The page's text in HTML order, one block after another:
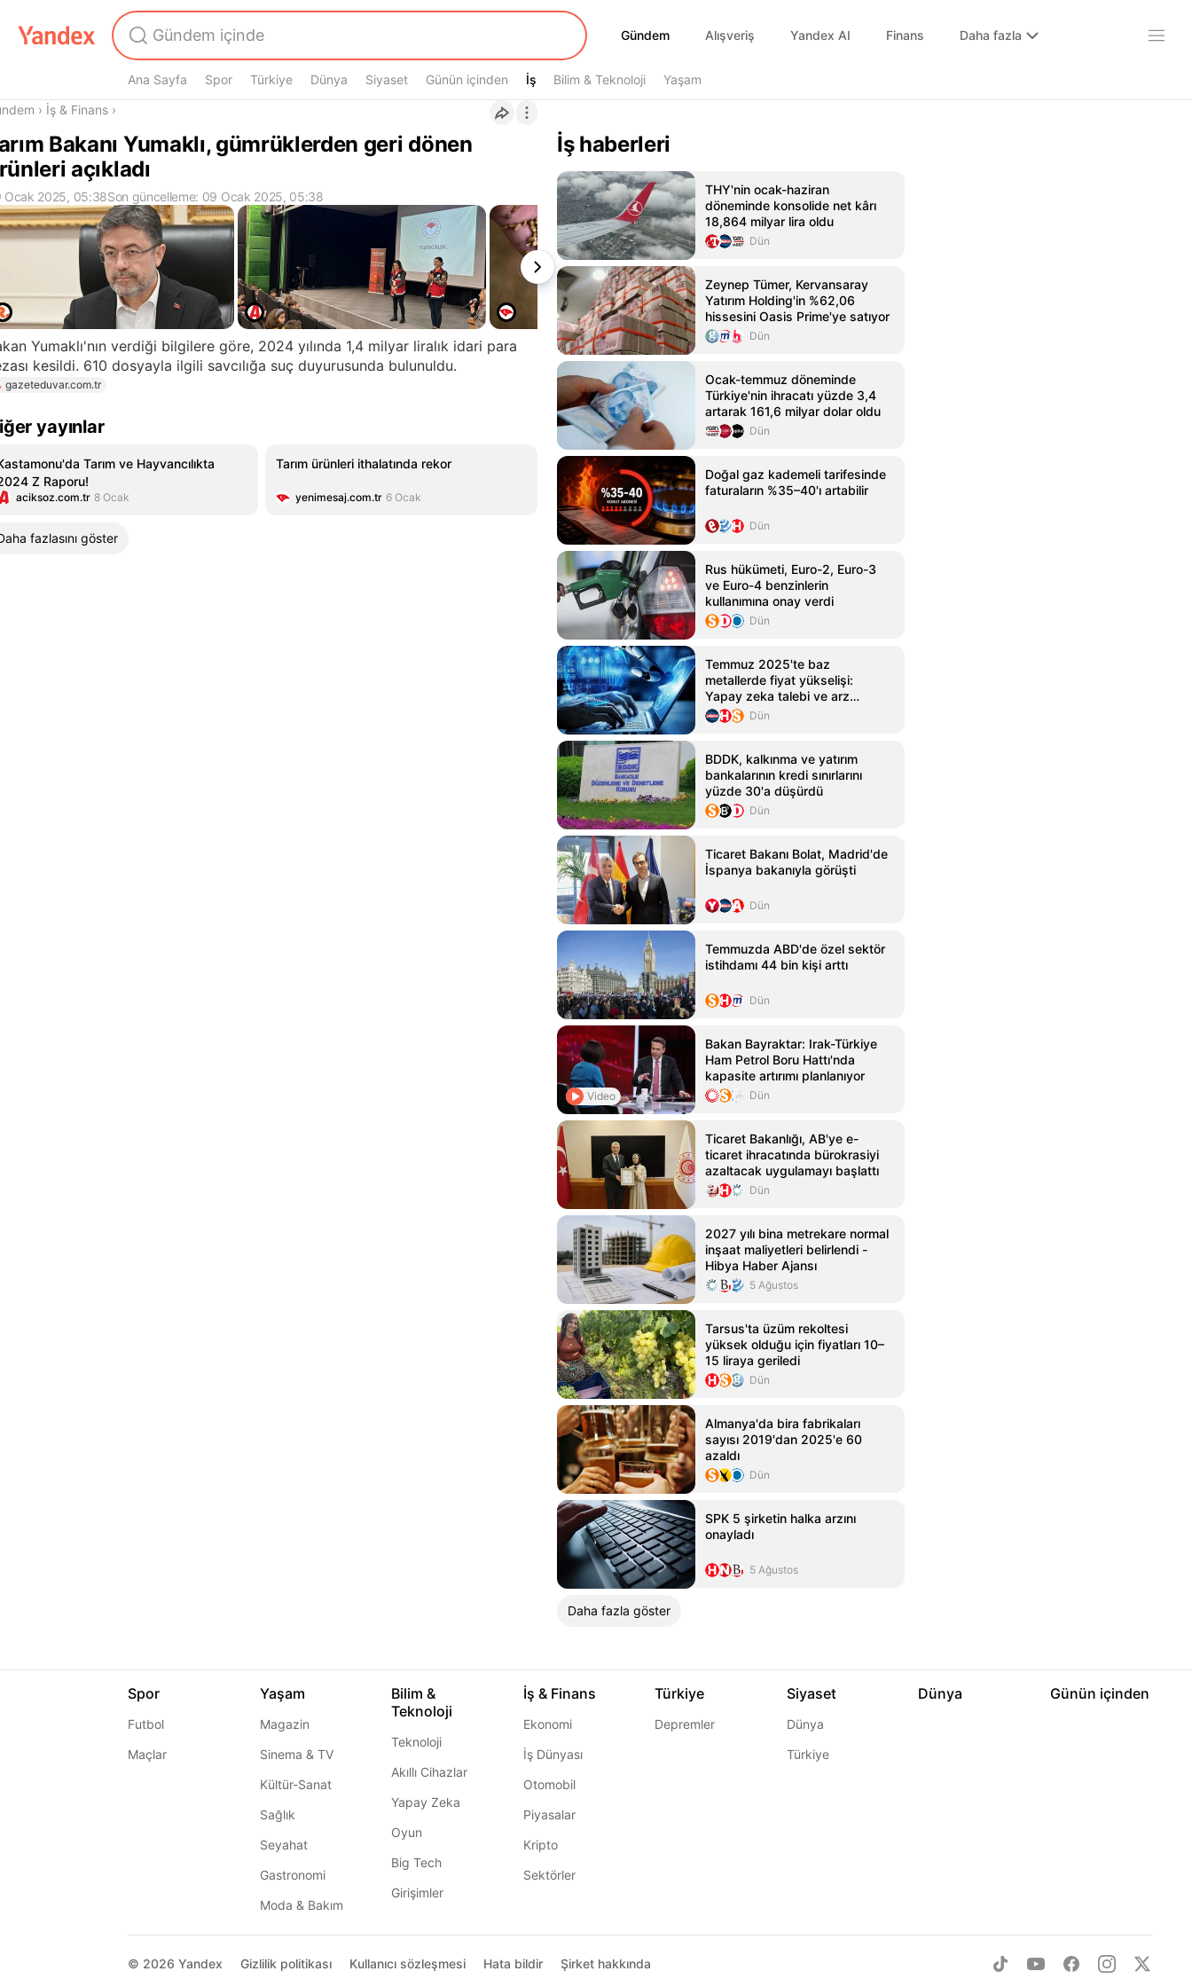
Gündem
Gündem Alışveriş Yandex AI Finans Daha fazla
Ana Sayfa Spor Türkiye Dünya Siyaset Günün içinden İş
İş Bilim & Teknoloji Yaşam
› İş & Finans ›
Bakanı Yumaklı, gümrüklerden geri dönen
açıkladı
Ocak 2025, 05:38Son güncelleme: 09 Ocak 2025, 05:38
Yumaklı'nın verdiği bilgilere göre, 2024 yılında 1,4 milyar liralık idari para
kesildi. 610 dosyayla ilgili savcılığa suç duyurusunda bulunuldu.
gazeteduvar.com.tr
yayınlar
Tarım ve Hayvancılıkta
Z Raporu!
aciksoz.com.tr 8 Ocak
Tarım ürünleri ithalatında rekor
yenimesaj.com.tr 6 Ocak
fazlasını göster
İş haberleri
THY'nin ocak-haziran
döneminde konsolide net kârı
18,864 milyar lira oldu
Dün
Zeynep Tümer, Kervansaray
Yatırım Holding'in %62,06
hissesini Oasis Prime'ye satıyor
Dün
Ocak-temmuz döneminde
Türkiye'nin ihracatı yüzde 3,4
artarak 161,6 milyar dolar oldu
Dün
Doğal gaz kademeli tarifesinde
faturaların %35–40'ı artabilir
Dün
Rus hükümeti, Euro-2, Euro-3
ve Euro-4 benzinlerin
kullanımına onay verdi
Dün
Temmuz 2025'te baz
metallerde fiyat yükselişi:
Yapay zeka talebi ve arz
endişeleriDün
BDDK, kalkınma ve yatırım
bankalarının kredi sınırlarını
yüzde 30'a düşürdü
Dün
Ticaret Bakanı Bolat, Madrid'de
İspanya bakanıyla görüşti
Dün
Temmuzda ABD'de özel sektör
istihdamı 44 bin kişi arttı
Dün
Video
Bakan Bayraktar: Irak-Türkiye
Ham Petrol Boru Hattı'nda
kapasite artırımı planlanıyor
Dün
Ticaret Bakanlığı, AB'ye e-
ticaret ihracatında bürokrasiyi
azaltacak uygulamayı başlattı
Dün
2027 yılı bina metrekare normal
inşaat maliyetleri belirlendi -
Hibya Haber Ajansı
5 Ağustos
Tarsus'ta üzüm rekoltesi
yüksek olduğu için fiyatları 10–
15 liraya geriledi
Dün
Almanya'da bira fabrikaları
sayısı 2019'dan 2025'e 60
azaldı
Dün
SPK 5 şirketin halka arzını
onayladı
5 Ağustos
Daha fazla göster
Spor
Futbol
Maçlar
Yaşam
Magazin
Sinema & TV
Kültür-Sanat
Sağlık
Seyahat
Gastronomi
Moda & Bakım
Bilim &
Teknoloji
Teknoloji
Akıllı Cihazlar
Yapay Zeka
Oyun
Big Tech
Girişimler
İş & Finans
Ekonomi
İş Dünyası
Otomobil
Piyasalar
Kripto
Sektörler
Türkiye
Depremler
Siyaset
Dünya
Türkiye
Dünya Günün içinden
© 2026 Yandex Gizlilik politikası Kullanıcı sözleşmesi Hata bildir Şirket hakkında